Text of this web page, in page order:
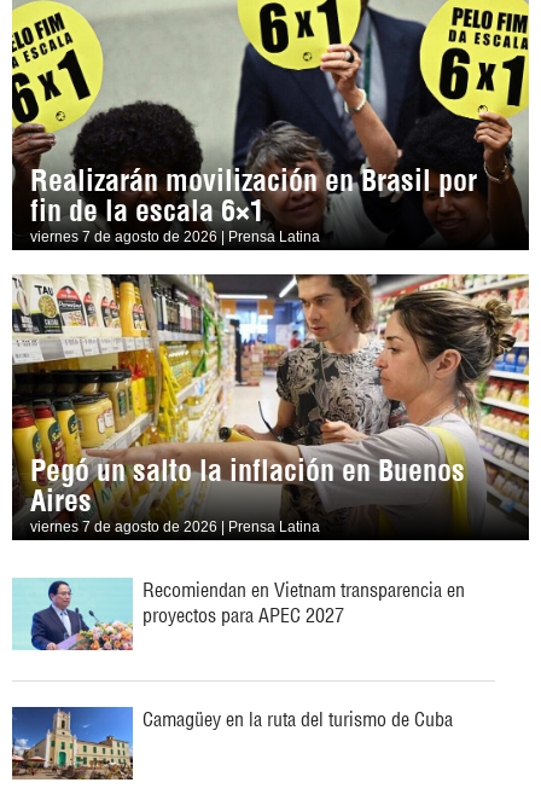
Realizarán movilización en Brasil por
fin de la escala 6×1
viernes 7 de agosto de 2026 | Prensa Latina
Pegó un salto la inflación en Buenos
Aires
viernes 7 de agosto de 2026 | Prensa Latina
Recomiendan en Vietnam transparencia en
proyectos para APEC 2027
Camagüey en la ruta del turismo de Cuba